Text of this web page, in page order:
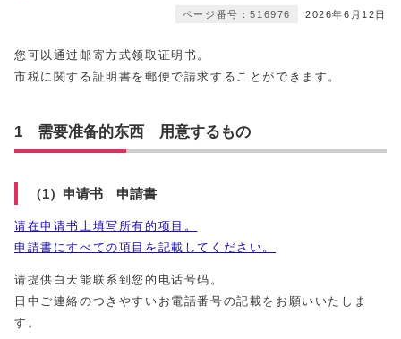
2026年6月12日
ページ番号：516976
您可以通过邮寄方式领取证明书。
市税に関する証明書を郵便で請求することができます。
1 需要准备的东西 用意するもの
（1）申请书 申請書
请在申请书上填写所有的项目。
申請書にすべての項目を記載してください。
请提供白天能联系到您的电话号码。
日中ご連絡のつきやすいお電話番号の記載をお願いいたしま
す。